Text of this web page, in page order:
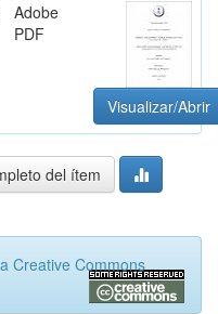
Adobe
PDF
Visualizar/Abrir
del ítem
Creative Commons